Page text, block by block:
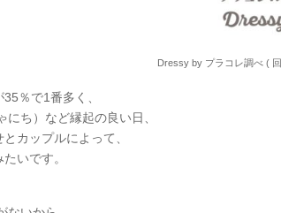
Dressy by プラコレ調べ (
％で1番多く、
ち）など縁起の良い日、
カップルによって、
いです。